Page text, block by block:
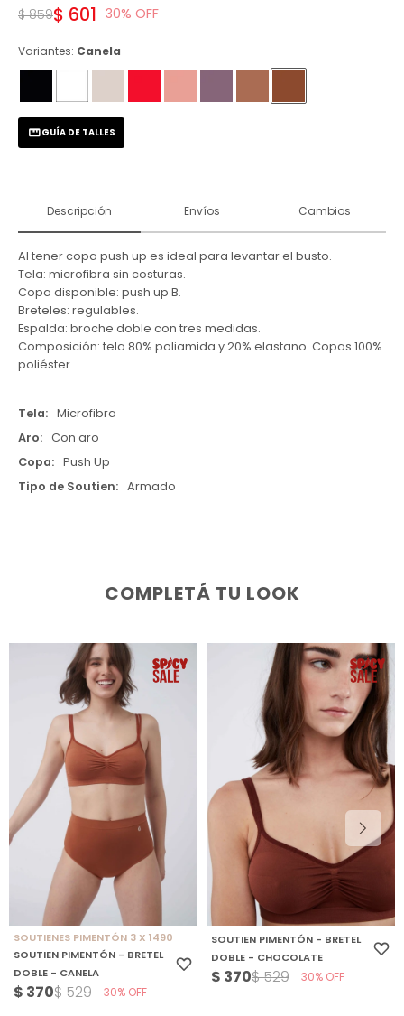
$ 601
$ 859 30
Variantes: Canela
GUÍA DE TALLES
Descripción Envíos Cambios
Al tener copa push up es ideal para levantar el busto.
Tela: microfibra sin costuras.
Copa disponible: push up B.
Breteles: regulables.
Espalda: broche doble con tres medidas.
Composición: tela 80% poliamida y 20% elastano. Copas 100%
poliéster.
Tela
Microfibra
Aro
Con aro
Copa
Push Up
Tipo de Soutien
Armado
COMPLETÁ TU LOOK
SOUTIENES PIMENTÓN 3 X 1490
SOUTIEN PIMENTÓN - BRETEL
DOBLE - CANELA
$ 370$529 30
SOUTIEN PIMENTÓN - BRETEL
DOBLE - CHOCOLATE
$ 370$529 30